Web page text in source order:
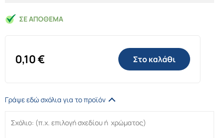
ΣΕ ΑΠΌΘΕΜΑ
0,10€ Στο καλάθι
Γράψε εδώ σχόλια για το προϊόν